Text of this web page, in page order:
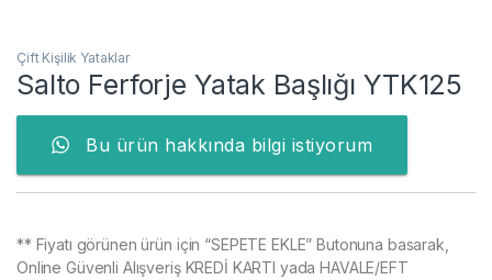
Çift Kişilik Yataklar
Salto Ferforje Yatak Başlığı YTK125
Bu ürün hakkında bilgi istiyorum
** Fiyatı görünen ürün için “SEPETE EKLE” Butonuna basarak,
Online Güvenli Alışveriş KREDİ KARTI yada HAVALE/EFT